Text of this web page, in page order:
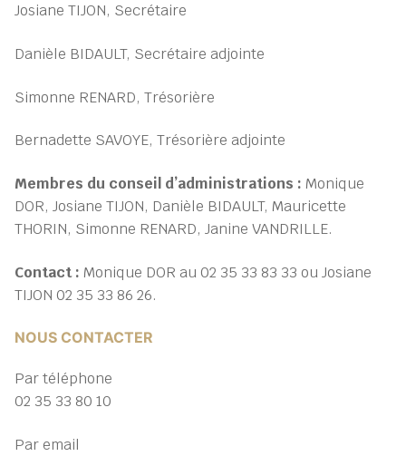
Josiane TIJON, Secrétaire
Danièle BIDAULT, Secrétaire adjointe
Simonne RENARD, Trésorière
Bernadette SAVOYE, Trésorière adjointe
Membres du conseil d’administrations : Monique
DOR, Josiane TIJON, Danièle BIDAULT, Mauricette
THORIN, Simonne RENARD, Janine VANDRILLE.
Contact : Monique DOR au 02 35 33 83 33 ou Josiane
TIJON 02 35 33 86 26.
NOUS CONTACTER
Par téléphone
02 35 33 80 10
Par email